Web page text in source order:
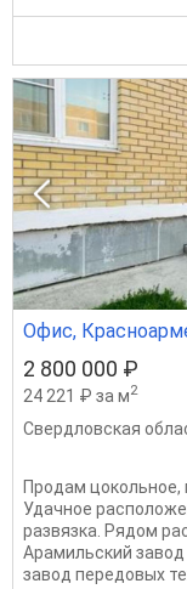
Офис,
2 800 000 ₽
24 221 ₽ за м2
Свердловская
Продам
Удачное
развязка. Рядом
Арамильский
завод передовых